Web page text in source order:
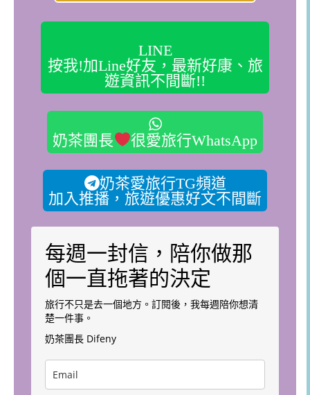
LINE
按我!加Line好友，最新好康、旅
遊資訊不間斷!!
奶茶團長 很愛旅行WhatsApp
奶茶愛旅行TG頻道
加入推播，旅遊優惠好文不間斷
每週一封信，陪你做那
個一直拖著的決定
旅行不只是去一個地方。訂閱後，我每週陪你想清
楚一件事。
奶茶團長 Difeny